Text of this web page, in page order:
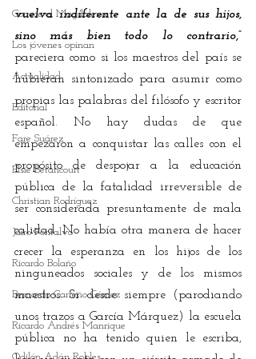
Conoce el Magdalena
Los jóvenes opinan
Actualidad
Editorial
Fare Suárez
Elsie Betancourt
Christian Rodríguez
Jairo Fontalvo
Ricardo Bolaño
Bernardo Carreño Gómez
Ricardo Andrés Manrique
vuelva indiferente ante la de sus hijos,
pareciera como si los maestros del país se
hubieran sintonizado para asumir como
propias las palabras del filósofo y escritor
español. No hay dudas de que
empezaron a conquistar las calles con el
propósito de despojar a la educación
pública de la fatalidad irreversible de
ser considerada presuntamente de mala
calidad. No había otra manera de hacer
crecer la esperanza en los hijos de los
ninguneados sociales y de los mismos
maestros. Si desde siempre (parodiando
unos trazos a García Márquez) la escuela
pública no ha tenido quien le escriba,